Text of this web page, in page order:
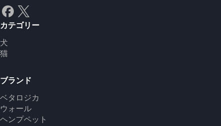
カテゴリー
犬
猫
ブランド
ベタロジカ
ウォール
ヘンプペット